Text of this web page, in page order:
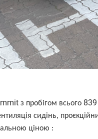
з пробігом всього
сидінь,
ціною :